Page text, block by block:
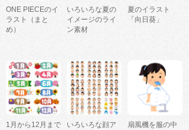
ONE PIECEのイ
ラスト（まと
め）
いろいろな夏の
イメージのライ
ン素材
夏のイラスト
「向日葵」
1月から12月まで
いろいろな顔ア
扇風機を服の中